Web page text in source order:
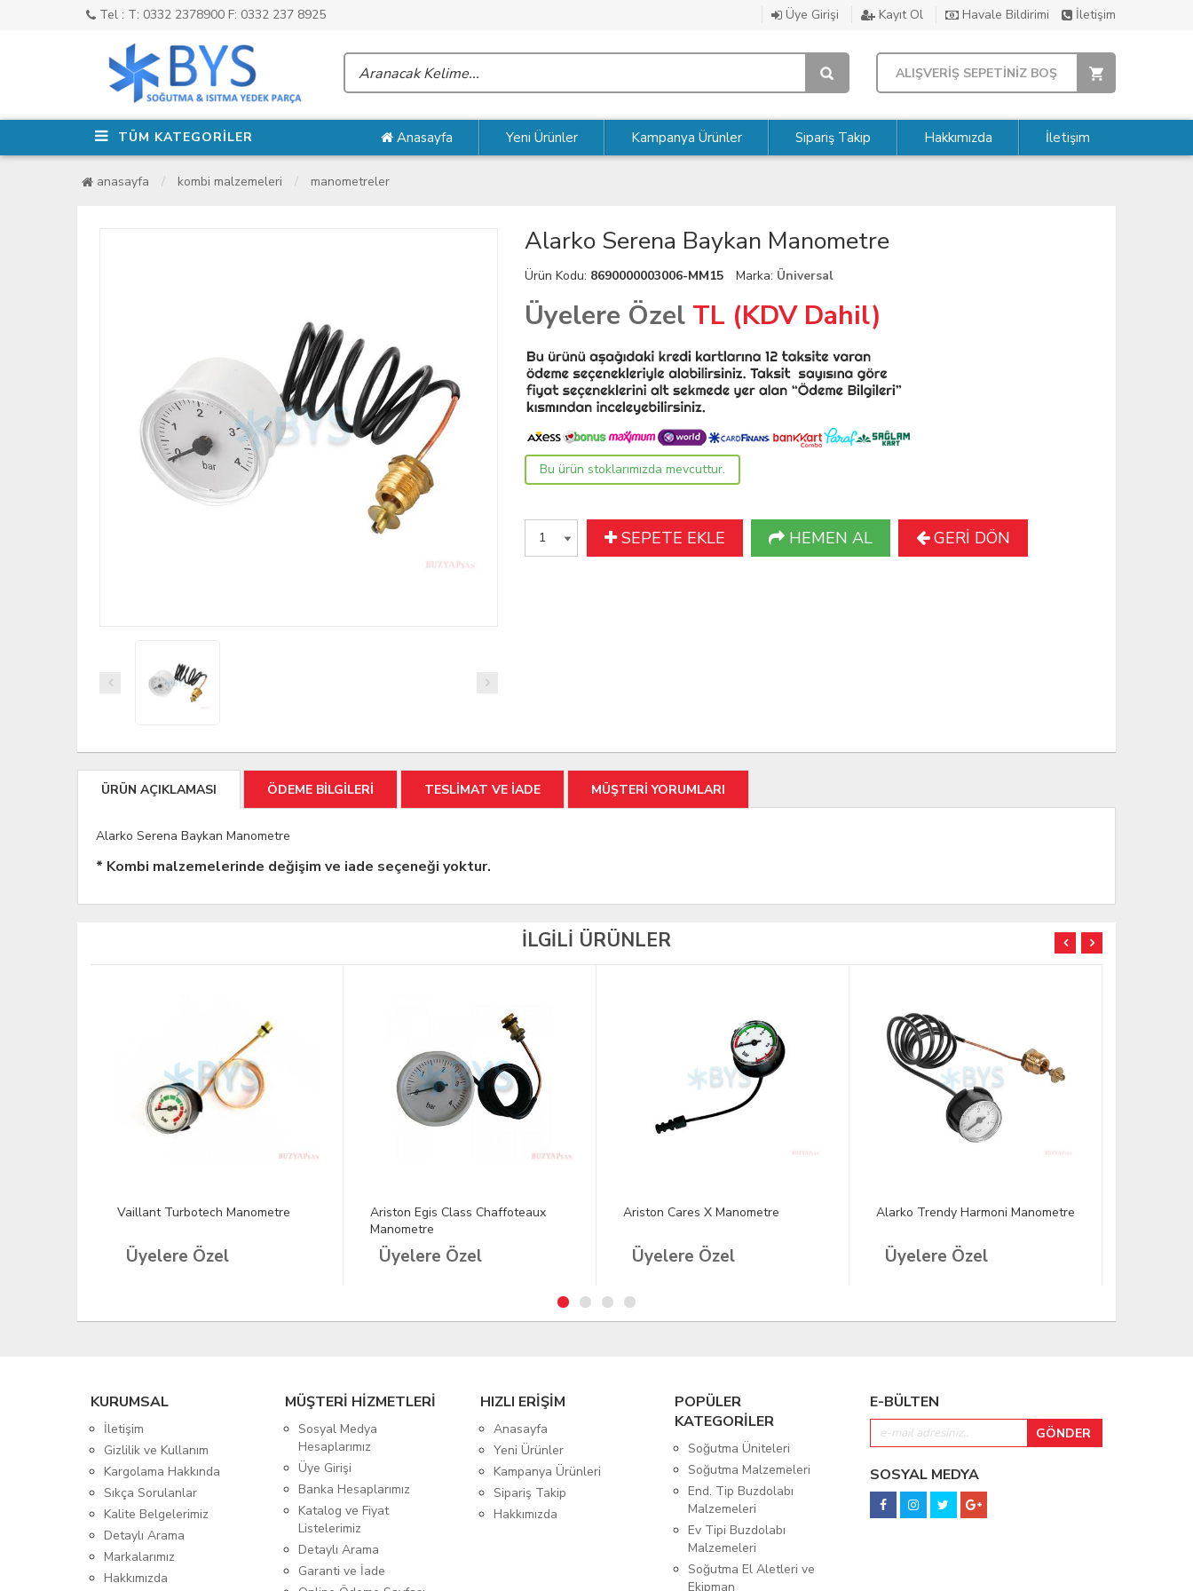
Tel : T: 0332 2378900 F: 0332 237 8925 Üye Girişi Kayıt Ol Havale Bildirimi İletişim
ALIŞVERİŞ SEPETİNİZ BOŞ
TÜM KATEGORİLER Anasayfa Yeni Ürünler Kampanya Ürünler Sipariş Takip Hakkımızda İletişim
anasayfa kombi malzemeleri manometreler
Alarko Serena Baykan Manometre
Ürün Kodu: 8690000003006-MM15 Marka: Üniversal
Üyelere Özel TL (KDV Dahil)
Bu ürün stoklarımızda mevcuttur.
SEPETE EKLE HEMEN AL GERİ DÖN
ÜRÜN AÇIKLAMASI ÖDEME BİLGİLERİ TESLİMAT VE İADE MÜŞTERİ YORUMLARI
Alarko Serena Baykan Manometre
* Kombi malzemelerinde değişim ve iade seçeneği yoktur.
İLGİLİ ÜRÜNLER
Vaillant Turbotech Manometre
Üyelere Özel
Ariston Egis Class Chaffoteaux
Manometre
Üyelere Özel
Ariston Cares X Manometre
Üyelere Özel
Alarko Trendy Harmoni Manometre
Üyelere Özel
KURUMSAL
İletişim
Gizlilik ve Kullanım
Kargolama Hakkında
Sıkça Sorulanlar
Kalite Belgelerimiz
Detaylı Arama
Markalarımız
Hakkımızda
MÜŞTERİ HİZMETLERİ
Sosyal Medya
Hesaplarımız
Üye Girişi
Banka Hesaplarımız
Katalog ve Fiyat
Listelerimiz
Detaylı Arama
Garanti ve İade
HIZLI ERİŞİM
Anasayfa
Yeni Ürünler
Kampanya Ürünleri
Sipariş Takip
Hakkımızda
POPÜLER
KATEGORİLER
Soğutma Üniteleri
Soğutma Malzemeleri
End. Tip Buzdolabı
Malzemeleri
Ev Tipi Buzdolabı
Malzemeleri
Soğutma El Aletleri ve
Ekipman
E-BÜLTEN
SOSYAL MEDYA